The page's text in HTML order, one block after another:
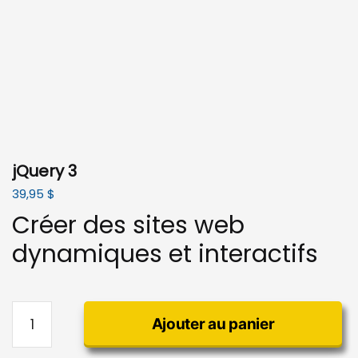
jQuery 3
39,95 $
Créer des sites web
dynamiques et interactifs
jQuery
Ajouter au panier